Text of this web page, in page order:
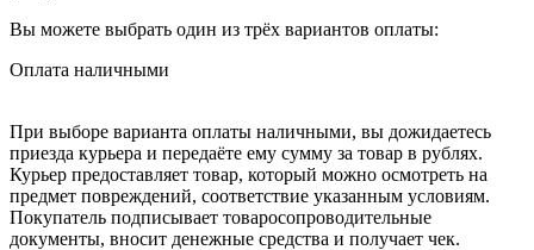
Вы можете выбрать один из трёх вариантов оплаты:
Оплата наличными
При выборе варианта оплаты наличными, вы дожидаетесь
приезда курьера и передаёте ему сумму за товар в рублях.
Курьер предоставляет товар, который можно осмотреть на
предмет повреждений, соответствие указанным условиям.
Покупатель подписывает товаросопроводительные
документы, вносит денежные средства и получает чек.